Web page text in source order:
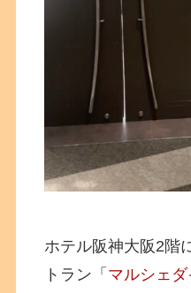
ホテル阪神大阪2階
トラン「 マルシェ